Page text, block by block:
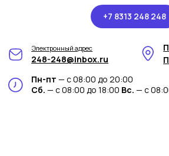
+7 8313 248 248
Пн-пт — с 08:00 до 20:00
Сб.— с 08:00 до 18:00Вс.— с 08:00 до 15:00